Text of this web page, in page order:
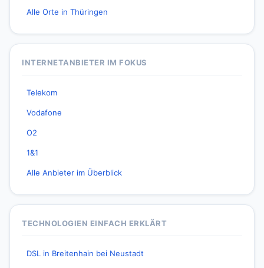
Alle Orte in Thüringen
INTERNETANBIETER IM FOKUS
Telekom
Vodafone
O2
1&1
Alle Anbieter im Überblick
TECHNOLOGIEN EINFACH ERKLÄRT
DSL in Breitenhain bei Neustadt